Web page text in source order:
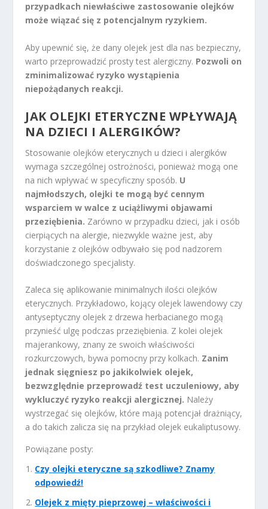
przypadkach niewłaściwe zastosowanie olejków
może wiązać się z potencjalnym ryzykiem.
Aby upewnić się, że dany olejek jest dla nas bezpieczny,
warto przeprowadzić prosty test alergiczny. Pozwoli on
zminimalizować ryzyko wystąpienia
niepożądanych reakcji.
JAK OLEJKI ETERYCZNE WPŁYWAJĄ
NA DZIECI I ALERGIKÓW?
Stosowanie olejków eterycznych u dzieci i alergików
wymaga szczególnej ostrożności, ponieważ mogą one
na nich wpływać w specyficzny sposób. U
najmłodszych, olejki te mogą być cennym
wsparciem w walce z uciążliwymi objawami
przeziębienia. Zarówno w przypadku dzieci, jak i osób
cierpiących na alergie, niezwykle ważne jest, aby
korzystanie z olejków odbywało się pod nadzorem
doświadczonego specjalisty.
Zaleca się aplikowanie minimalnych ilości olejków
eterycznych. Przykładowo, kojący olejek lawendowy czy
antyseptyczny olejek z drzewa herbacianego mogą
przynieść ulgę podczas przeziębienia. Z kolei olejek
majerankowy, znany ze swoich właściwości
rozkurczowych, bywa pomocny przy kolkach. Zanim
jednak sięgniesz po jakikolwiek olejek,
bezwzględnie przeprowadź test uczuleniowy, aby
wykluczyć ryzyko reakcji alergicznej. Należy
wystrzegać się olejków, które mają potencjał drażniący,
a do takich zalicza się na przykład olejek eukaliptusowy.
Powiązane posty:
Czy olejki eteryczne są szkodliwe? Znamy
odpowiedź!
Olejek z mięty pieprzowej – właściwości i